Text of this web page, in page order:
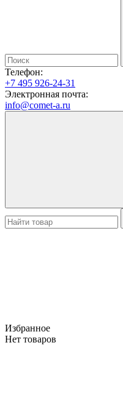
Телефон:
+7 495 926-24-31
Электронная почта:
info@comet-a.ru
Избранное
Нет товаров